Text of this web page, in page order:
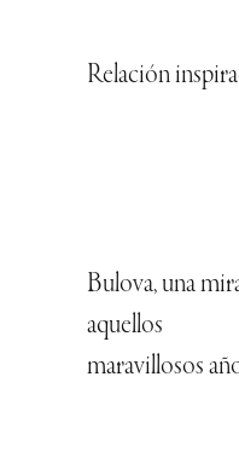
Relación
Bulova, una
aquellos
maravillosos